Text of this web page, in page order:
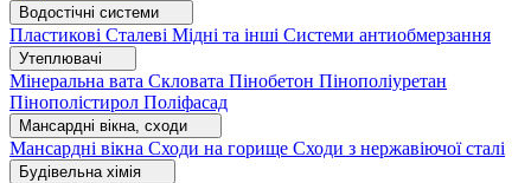
Водостічні системи
Пластикові Сталеві Мідні та інші Системи антиобмерзання
Утеплювачі
Мінеральна вата Скловата Пінобетон Пінополіуретан
Пінополістирол Поліфасад
Мансардні вікна, сходи
Мансардні вікна Сходи на горище Сходи з нержавіючої сталі
Будівельна хімія